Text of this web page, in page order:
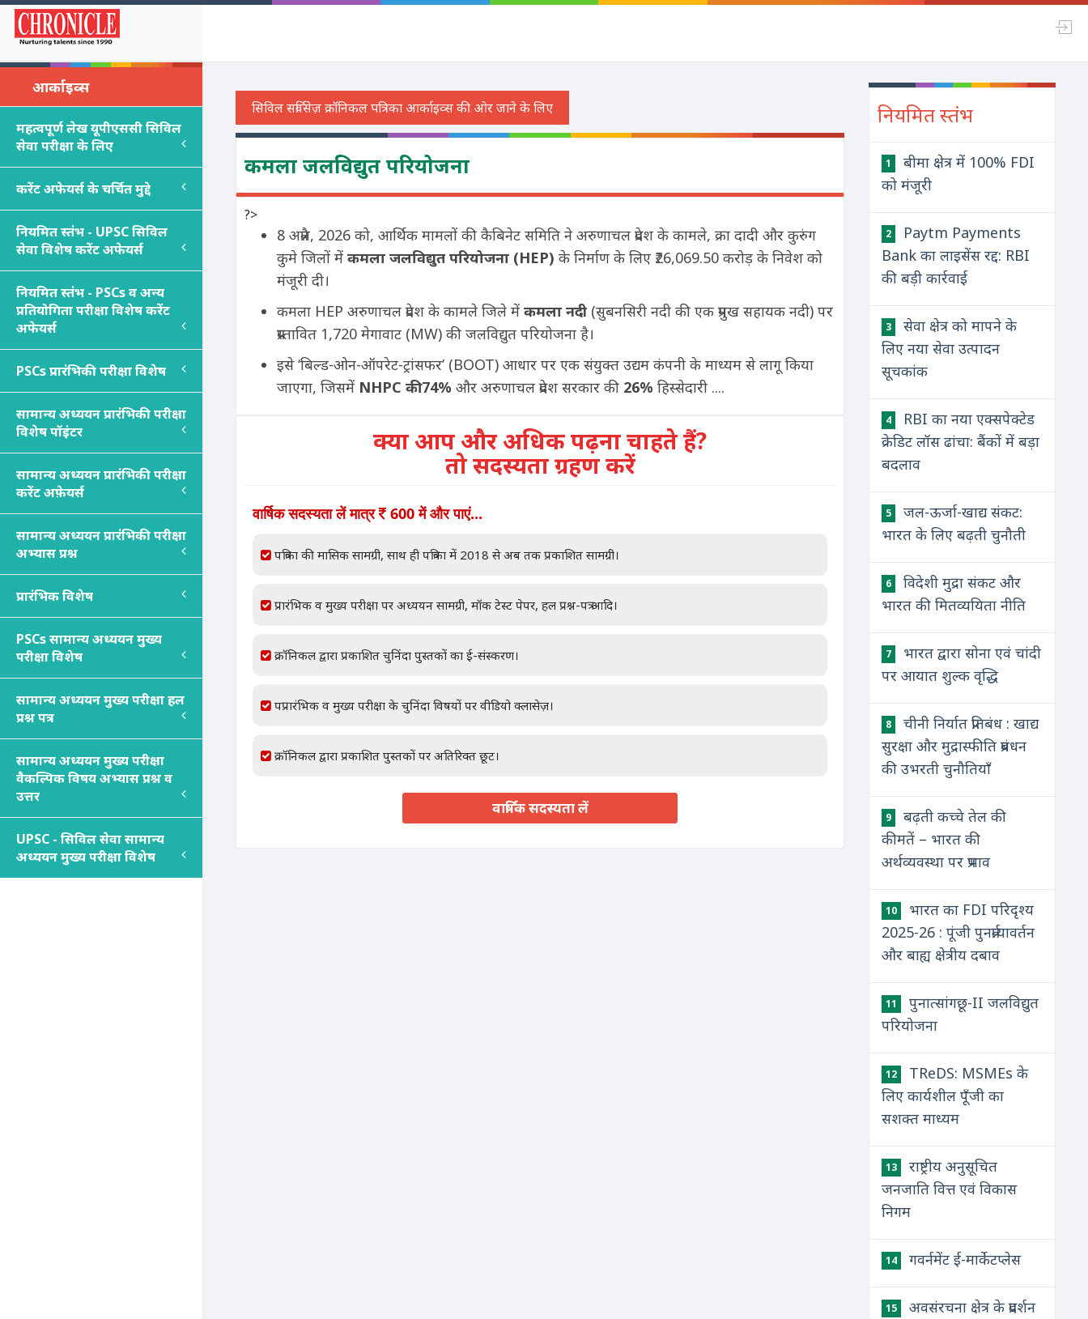
आर्काइव्स
महत्वपूर्ण लेख यूपीएससी सिविल
सेवा परीक्षा के लिए
करेंट अफेयर्स के चर्चित मुद्दे
नियमित स्तंभ - UPSC सिविल
सेवा विशेष करेंट अफेयर्स
नियमित स्तंभ - PSCsव अन्य
प्रतियोगिता परीक्षा विशेष करेंट
अफेयर्स
PSCsप्रारंभिकी परीक्षा विशेष
सामान्य अध्ययन प्रारंभिकी परीक्षा
विशेष पॉइंटर
सामान्य अध्ययन प्रारंभिकी परीक्षा
करेंट अफ़ेयर्स
सामान्य अध्ययन प्रारंभिकी परीक्षा
अभ्यास प्रश्न
प्रारंभिक विशेष
PSCsसामान्य अध्ययन मुख्य
परीक्षा विशेष
सामान्य अध्ययन मुख्य परीक्षा हल
प्रश्न पत्र
सामान्य अध्ययन मुख्य परीक्षा
वैकल्पिक विषय अभ्यास प्रश्न व
उत्तर
UPSC - सिविल सेवा सामान्य
अध्ययन मुख्य परीक्षा विशेष
कमला जलविद्युत परियोजना
?>
8 अप्रैल, 2026 को, आर्थिक मामलों की कैबिनेट समिति ने अरुणाचल प्रदेश के कामले, क्रा दादी और कुरुंग
कुमे जिलों में कमला जलविद्युत परियोजना (HEP) के निर्माण के लिए ₹26,069.50 करोड़ के निवेश को
मंजूरी दी।
कमला HEP अरुणाचल प्रदेश के कामले जिले में कमला नदी (सुबनसिरी नदी की एक प्रमुख सहायक नदी) पर
प्रस्तावित 1,720 मेगावाट (MW) की जलविद्युत परियोजना है।
इसे ‘बिल्ड-ओन-ऑपरेट-ट्रांसफर’ (BOOT) आधार पर एक संयुक्त उद्यम कंपनी के माध्यम से लागू किया
जाएगा, जिसमें NHPC की 74% और अरुणाचल प्रदेश सरकार की 26% हिस्सेदारी ....
क्या आप और अधिक पढ़ना चाहते हैं?
तो सदस्यता ग्रहण करें
वार्षिक सदस्यता लें मात्र 600 में और पाएं...
पत्रिका की मासिक सामग्री, साथ ही पत्रिका में 2018 से अब तक प्रकाशित सामग्री।
प्रारंभिक व मुख्य परीक्षा पर अध्ययन सामग्री, मॉक टेस्ट पेपर, हल प्रश्न-पत्र आदि।
क्रॉनिकल द्वारा प्रकाशित चुनिंदा पुस्तकों का ई-संस्करण।
पप्रारंभिक व मुख्य परीक्षा के चुनिंदा विषयों पर वीडियो क्लासेज़।
क्रॉनिकल द्वारा प्रकाशित पुस्तकों पर अतिरिक्त छूट।
वार्षिक सदस्यता लें
नियमित स्तंभ
1
बीमा क्षेत्र में 100% FDI
को मंजूरी
2
Paytm Payments
Bank का लाइसेंस रद्द: RBI
की बड़ी कार्रवाई
3
सेवा क्षेत्र को मापने के
लिए नया सेवा उत्पादन
सूचकांक
4
RBI का नया एक्सपेक्टेड
क्रेडिट लॉस ढांचा: बैंकों में बड़ा
बदलाव
5
जल-ऊर्जा-खाद्य संकट:
भारत के लिए बढ़ती चुनौती
6
विदेशी मुद्रा संकट और
भारत की मितव्ययिता नीति
7
भारत द्वारा सोना एवं चांदी
पर आयात शुल्क वृद्धि
8
चीनी निर्यात प्रतिबंध : खाद्य
सुरक्षा और मुद्रास्फीति प्रबंधन
की उभरती चुनौतियाँ
9
बढ़ती कच्चे तेल की
कीमतें – भारत की
अर्थव्यवस्था पर प्रभाव
10
भारत का FDI परिदृश्य
2025-26 : पूंजी पुनर्प्रत्यावर्तन
और बाह्य क्षेत्रीय दबाव
11
पुनात्सांगछू-II जलविद्युत
परियोजना
12
TReDS: MSMEs के
लिए कार्यशील पूँजी का
सशक्त माध्यम
13
राष्ट्रीय अनुसूचित
जनजाति वित्त एवं विकास
निगम
14 गवर्नमेंट ई-मार्केटप्लेस
15
अवसंरचना क्षेत्र के प्रदर्शन